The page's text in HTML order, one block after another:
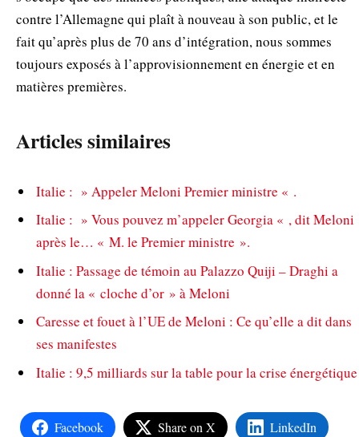
contre l’Allemagne qui plaît à nouveau à son public, et le
fait qu’après plus de 70 ans d’intégration, nous sommes
toujours exposés à l’approvisionnement en énergie et en
matières premières.
Articles similaires
Italie : » Appeler Meloni Premier ministre « .
Italie : » Vous pouvez m’appeler Georgia « , dit Meloni
après le… « M. le Premier ministre ».
Italie : Passage de témoin au Palazzo Quiji – Draghi a
donné la « cloche d’or » à Meloni
Caresse et fouet à l’UE de Meloni : Ce qu’elle a dit dans
ses manifestes
Italie : 9,5 milliards sur la table pour la crise énergétique
Facebook Share on X LinkedIn